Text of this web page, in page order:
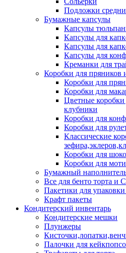
Подложки
Бумажные капсулы
Капсулы
Капсулы для
Капсулы для
Капсулы для
Креманки для
Коробки для пряников
Коробки для
Коробки для
Цветные коробки
клубники
Коробки для
Коробки для
Классические
Коробки для
Коробки для
Бумажный
Все для бенто торта и
Пакетики для
Крафт пакеты
Кондитерский инвентарь
Кондитерские мешки
Плунжеры
Палочки для